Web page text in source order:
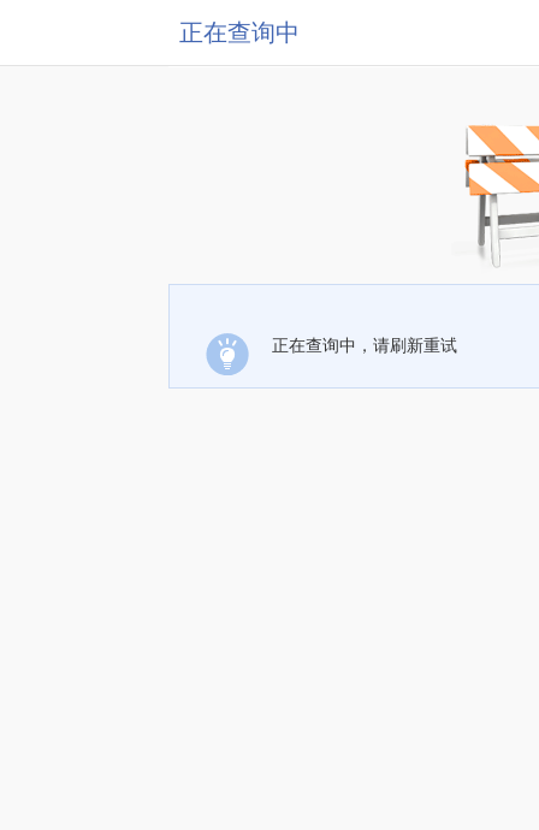
正在查询中
正在查询中，请刷新重试